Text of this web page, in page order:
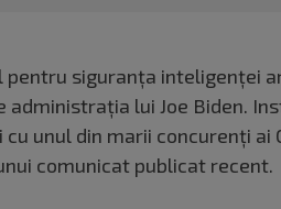
siguranţa inteligenţei
administraţia lui Joe Biden.
unul din marii concurenţi ai
comunicat publicat recent.